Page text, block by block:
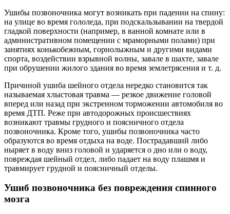
Ушибы позвоночника могут возникать при падении на спину:
на улице во время гололеда, при подскальзывании на твердой
гладкой поверхности (например, в ванной комнате или в
административном помещении с мраморными полами) при
занятиях конькобежным, горнолыжным и другими видами
спорта, воздействии взрывной волны, завале в шахте, завале
при обрушении жилого здания во время землетрясения и т. д.
Причиной ушиба шейного отдела нередко становится так
называемая хлыстовая травма — резкое движение головой
вперед или назад при экстренном торможении автомобиля во
время ДТП. Реже при автодорожных происшествиях
возникают травмы грудного и поясничного отдела
позвоночника. Кроме того, ушибы позвоночника часто
образуются во время отдыха на воде. Пострадавший либо
ныряет в воду вниз головой и ударяется о дно или о воду,
повреждая шейный отдел, либо падает на воду плашмя и
травмирует грудной и поясничный отделы.
Ушиб позвоночника без повреждения спинного
мозга